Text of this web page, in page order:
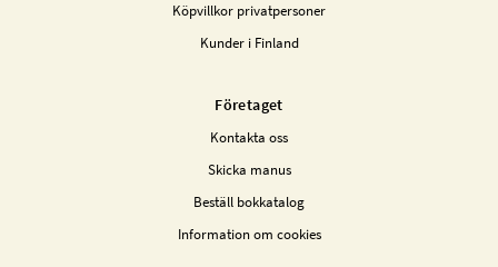
Köpvillkor privatpersoner
Kunder i Finland
Företaget
Kontakta oss
Skicka manus
Beställ bokkatalog
Information om cookies